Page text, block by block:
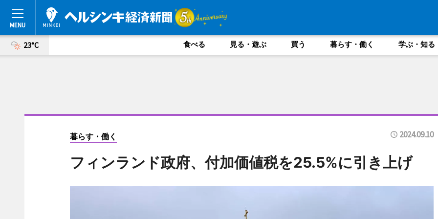
23°C 食べる 見る・遊ぶ 買う 暮らす・働く 学ぶ・知る
暮らす・働く 2024.09.10
フィンランド政府、付加価値税を25.5%に引き上げ